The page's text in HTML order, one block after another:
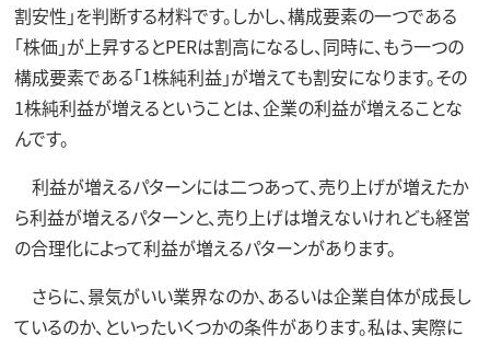
割安性」を判断する材料です。しかし、構成要素の一つである
「株価」が上昇するとPERは割高になるし、同時に、もう一つの
構成要素である「1株純利益」が増えても割安になります。その
1株純利益が増えるということは、企業の利益が増えることな
んです。
利益が増えるパターンには二つあって、売り上げが増えたか
ら利益が増えるパターンと、売り上げは増えないけれども経営
の合理化によって利益が増えるパターンがあります。
さらに、景気がいい業界なのか、あるいは企業自体が成長し
ているのか、といったいくつかの条件があります。私は、実際に